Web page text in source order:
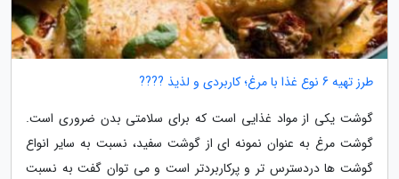
طرز تهیه 6 نوع غذا با مرغ؛ کاربردی و لذیذ ????
گوشت یکی از مواد غذایی است که برای سلامتی بدن ضروری است.
گوشت مرغ به عنوان نمونه ای از گوشت سفید، نسبت به سایر انواع
گوشت ها دردسترس تر و پرکاربردتر است و می توان گفت به نسبت